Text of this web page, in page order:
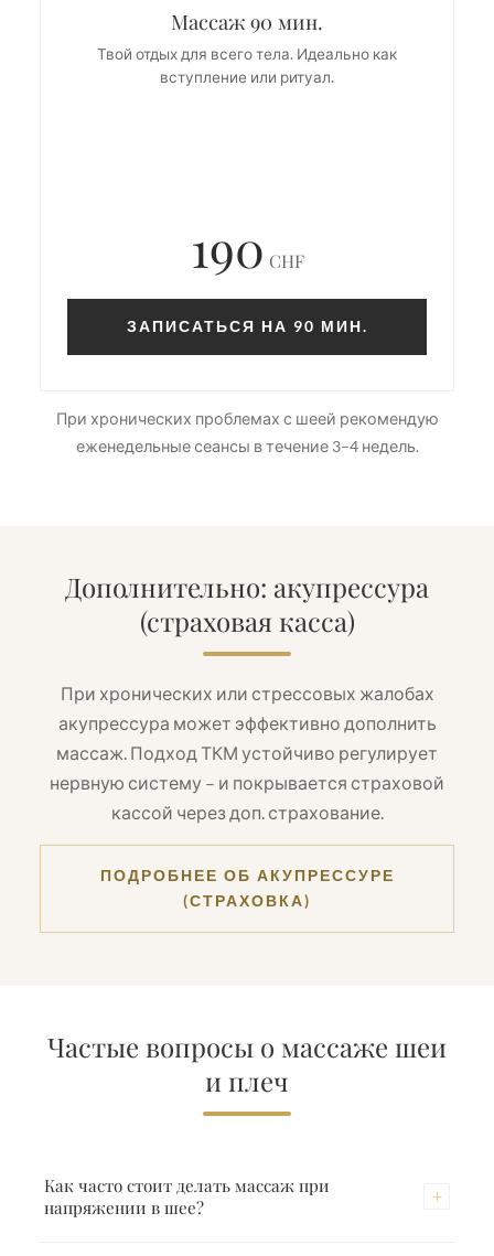
Массаж 90 мин.
Твой отдых для всего тела. Идеально как
вступление или ритуал.
190 CHF
ЗАПИСАТЬСЯ НА 90 МИН.
При хронических проблемах с шеей рекомендую
еженедельные сеансы в течение 3–4 недель.
Дополнительно: акупрессура
(страховая касса)
При хронических или стрессовых жалобах
акупрессура может эффективно дополнить
массаж. Подход ТКМ устойчиво регулирует
нервную систему – и покрывается страховой
кассой через доп. страхование.
ПОДРОБНЕЕ ОБ АКУПРЕССУРЕ
(СТРАХОВКА)
Частые вопросы о массаже шеи
и плеч
Как часто стоит делать массаж при
напряжении в шее?
+